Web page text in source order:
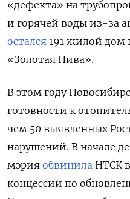
«дефекта» на
и горячей воды из-за
остался 191 жилой дом
«Золотая Нива».
В этом году
готовности к
чем 50 выявленных
нарушений. В начале
мэрия обвинила НТСК
концессии по